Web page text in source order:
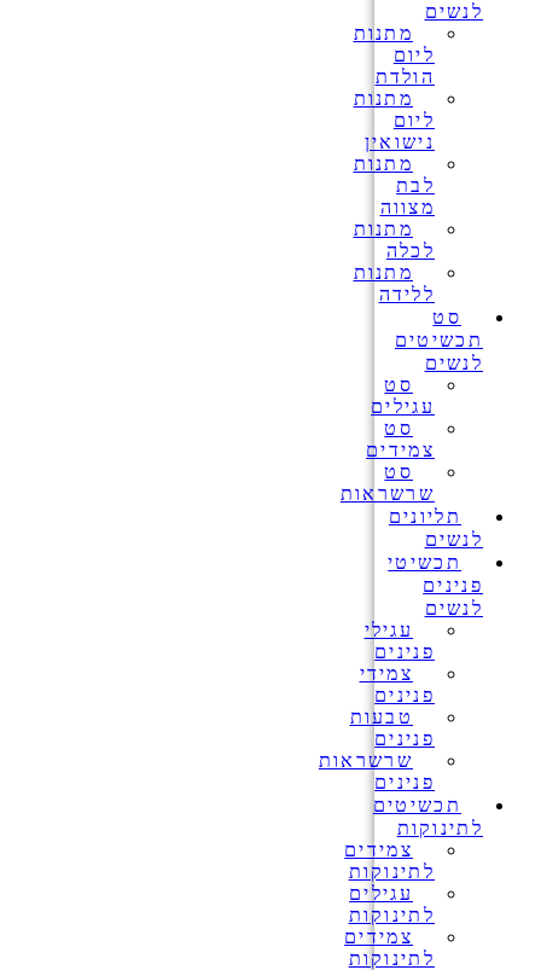
לנשים
מתנות
ליום
הולדת
מתנות
ליום
נישואין
מתנות
לבת
מצווה
מתנות
לכלה
מתנות
ללידה
סט
תכשיטים
לנשים
סט
עגילים
סט
צמידים
סט
שרשראות
תליונים
לנשים
תכשיטי
פנינים
לנשים
עגילי
פנינים
צמידי
פנינים
טבעות
פנינים
שרשראות
פנינים
תכשיטים
לתינוקות
צמידים
לתינוקות
עגילים
לתינוקות
צמידים
לתינוקות